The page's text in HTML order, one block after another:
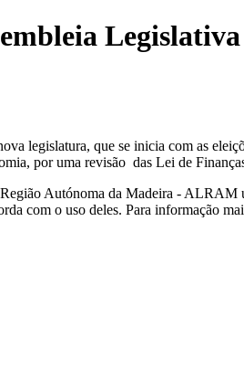
legislatura, que se inicia com as
por uma revisão das Lei de
Autónoma da Madeira - ALRAM
com o uso deles. Para informação